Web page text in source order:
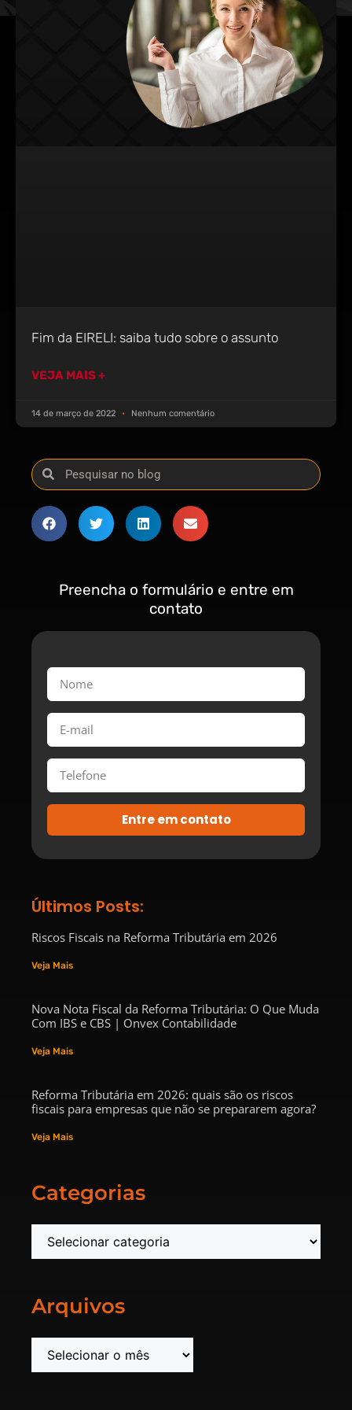
Fim da EIRELI: saiba tudo sobre o assunto
VEJA MAIS +
14 de março de 2022 Nenhum comentário
Preencha o formulário e entre em
contato
Entre em contato
Últimos Posts:
Riscos Fiscais na Reforma Tributária em 2026
Veja Mais
Nova Nota Fiscal da Reforma Tributária: O Que Muda
Com IBS e CBS | Onvex Contabilidade
Veja Mais
Reforma Tributária em 2026: quais são os riscos
fiscais para empresas que não se prepararem agora?
Veja Mais
Categorias
Arquivos